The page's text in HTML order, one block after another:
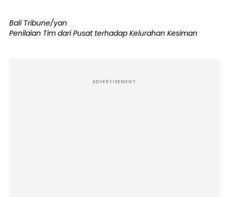
Bali Tribune/yan
Penilaian Tim dari Pusat terhadap Kelurahan Kesiman
ADVERTISEMENT